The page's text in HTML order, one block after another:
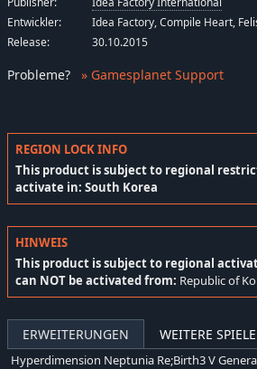
REGION LOCK INFO
This product is subject to regional
activate in: South Korea
HINWEIS
This product is subject to regional
can NOT be activated from: Republic of
ERWEITERUNGEN WEITERE
Entwickler:
Idea Factory, Compile Heart,
Release:
30.10.2015
Probleme? » Gamesplanet Support